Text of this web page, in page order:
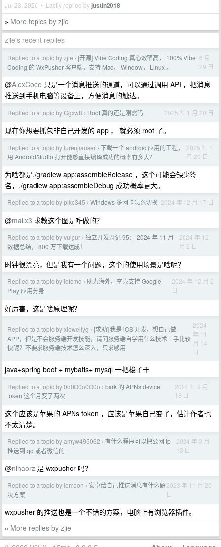
Jul 23, 2020 • Lastly replied by justin2018
» More topics by zjie
zjie's recent replies
Replied to a topic by zjie › [开源] Vibe Coding 真心效率高， 100% Vibe
Coding 的 WxPusher 客户端，支持 Mac， Window， Linux 。
6 月
29 日
@AlexCode 只是一个消息推送的通道，可以通过调用 API ，把消息
推送到手机电脑等设备上，方便消息的触达。
Replied to a topic by Ggxw8 › Root 真的还是刚需吗 2025 年 1 月 20 日
现在你想要抓包非自己开发的 app ， 就必须 root 了。
Replied to a topic by lurenjiauser › 下载一个 android 应用的工程，
用 AndroidStudio 打开能够直接编译成功的概率有多大？
2025 年 1
月 20 日
为啥都是./gradlew app:assembleRelease ，这个可能会缺少签
名，./gradlew app:assembleDebug 成功概率更大。
Replied to a topic by plko345 › Windows 多网卡怎么切换 2024 年 12 月 17 日
@mailx3 求教这个图是咋做的？
Replied to a topic by vulgur › 独立开发周记 95： 2024 年 11 月
数据总结， 800 万下载达成！
2024 年 12
月 2 日
时钟很漂亮，但是我有一个问题，这个的使用场景是啥呢？
Replied to a topic by iofomo › 助力海外，空壳支持 Google
Play 应用分身
2024 年 12 月 2
日
好厉害，这是啥原理呢？
Replied to a topic by xieweilyg › [求助] 我是 iOS 开发，想自己做
APP，但是不会服务端开发技能，请问服务端自学用什么技术上手比较
快呢？不要求服务端技术怎么深入，只求够用
2024
年 11
月 14
日
java+spring boot + mybatis+ mysql 一把梭子干
Replied to a topic by 0o0O0o0O0o › bark 的 APNs device
token 这个月变了两次
2024 年 9 月
18 日
这个应该是苹果的 APNs token ，应该是苹果自己变了，估计作者也
不太清楚。
Replied to a topic by amyw495062 › 有什么程序可以把公网 ip
推送到 qq 或者微信的
2024 年 3 月
13 日
@nihaorz 是 wxpusher 吗？
Replied to a topic by lemoon › 安卓给自己推送消息有什么解
决方案
2023 年 11 月 20
日
wxpusher 的推送也是一个不错的方案，电脑上有浏览器插件。
» More replies by zjie